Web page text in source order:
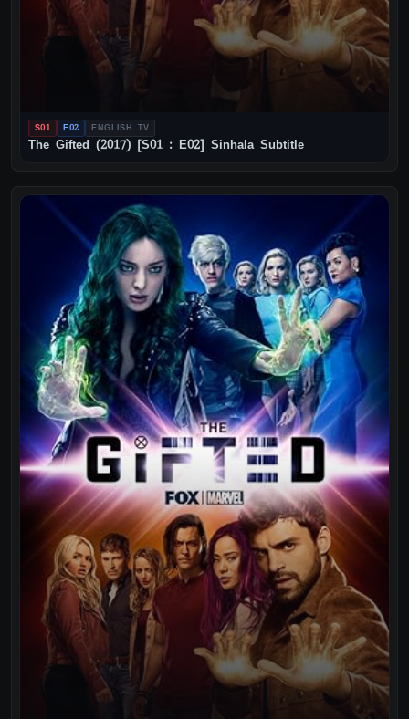
S01 E02 ENGLISH TV
The Gifted (2017) [S01 : E02] Sinhala Subtitle